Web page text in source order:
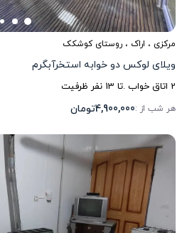
مرکزی ، اراک ، روستای کوشکک
ویلای لوکس دو خوابه استخرآبگرم
2 اتاق خواب .تا 13 نفر ظرفیت
هر شب از :4,900,000تومان